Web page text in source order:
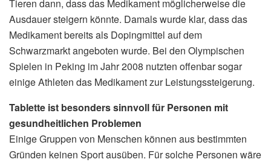
Tieren dann, dass das Medikament möglicherweise die
Ausdauer steigern könnte. Damals wurde klar, dass das
Medikament bereits als Dopingmittel auf dem
Schwarzmarkt angeboten wurde. Bei den Olympischen
Spielen in Peking im Jahr 2008 nutzten offenbar sogar
einige Athleten das Medikament zur Leistungssteigerung.
Tablette ist besonders sinnvoll für Personen mit
gesundheitlichen Problemen
Einige Gruppen von Menschen können aus bestimmten
Gründen keinen Sport ausüben. Für solche Personen wäre